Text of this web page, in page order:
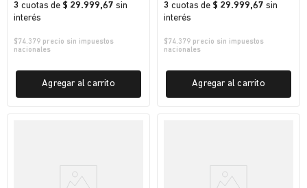
3 cuotas de $ 29.999,67 sin
interés
$74.379 precio sin impuestos
nacionales
Agregar al carrito
3 cuotas de $ 29.999,67 sin
interés
$74.379 precio sin impuestos
nacionales
Agregar al carrito